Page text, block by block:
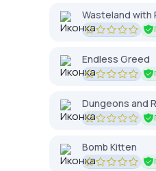
Wasteland with
Endless Greed
Dungeons and
Bomb Kitten